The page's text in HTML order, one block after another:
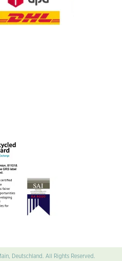
Deutschland. All Rights Reserved.